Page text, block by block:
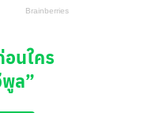
อนใคร
ล”